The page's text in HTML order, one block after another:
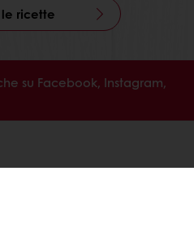
ricette
su Facebook, Instagram,